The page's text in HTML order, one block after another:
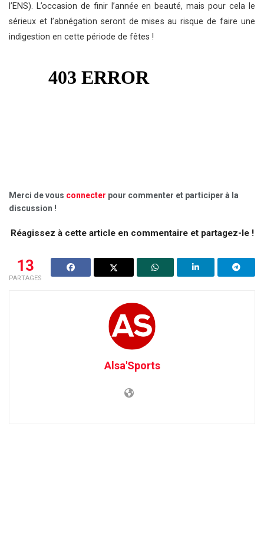
l’ENS). L’occasion de finir l’année en beauté, mais pour cela le
sérieux et l’abnégation seront de mises au risque de faire une
indigestion en cette période de fêtes !
Merci de vous connecter pour commenter et participer à la
discussion !
Réagissez à cette article en commentaire et partagez-le !
13
PARTAGES
Alsa'Sports